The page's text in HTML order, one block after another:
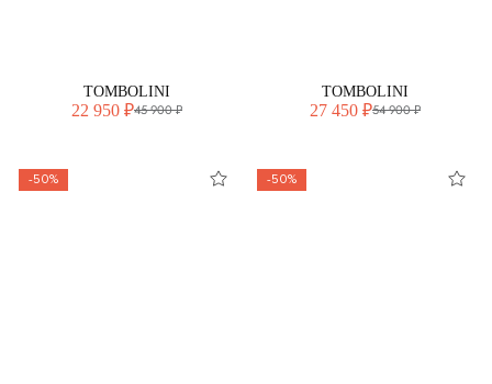
TOMBOLINI
22 950 ₽45 900 ₽
TOMBOLINI
27 450 ₽54 900 ₽
-50% -50%